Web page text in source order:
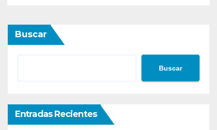
Buscar
Buscar
Entradas Recientes